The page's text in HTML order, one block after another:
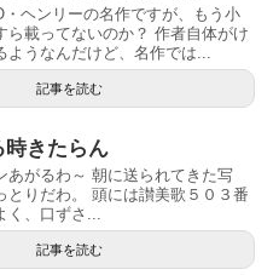
ヘンリーの名作ですが、もう小
ら載ってないのか？ 作者自体がけ
ようなんだけど、名作では...
記事を読む
時きたらん
あがるわ～ 朝に送られてきた写
とりだわ。 頭には讃美歌５０３番
く、口ずさ...
記事を読む